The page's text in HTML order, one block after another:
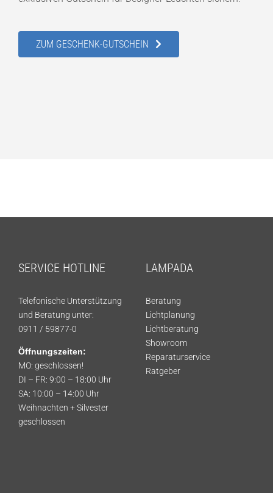
ZUM GESCHENK-GUTSCHEIN
SERVICE HOTLINE
Telefonische Unterstützung
und Beratung unter:
0911 / 59877-0
Öffnungszeiten:
MO: geschlossen!
DI – FR: 9:00 – 18:00 Uhr
SA: 10:00 – 14:00 Uhr
Weihnachten + Silvester
geschlossen
LAMPADA
Beratung
Lichtplanung
Lichtberatung
Showroom
Reparaturservice
Ratgeber